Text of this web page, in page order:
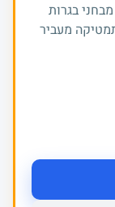
בגרות
מעביר